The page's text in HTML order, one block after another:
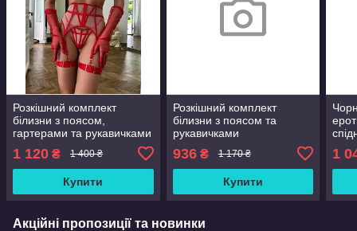
Розкішний комплект
білизни з поясом,
гартерами та рукавичками
1 120 ₴ 1 400 ₴
Купити
Розкішний комплект
білизни з поясом та
рукавичками
936₴ 1 170 ₴
Купити
1
Акційні пропозиції та новинки